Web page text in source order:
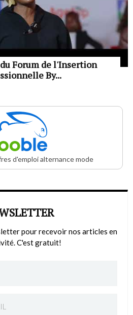
Forum de l'Insertion
By...
d'emploi alternance mode
pour recevoir nos articles en
C'est gratuit!